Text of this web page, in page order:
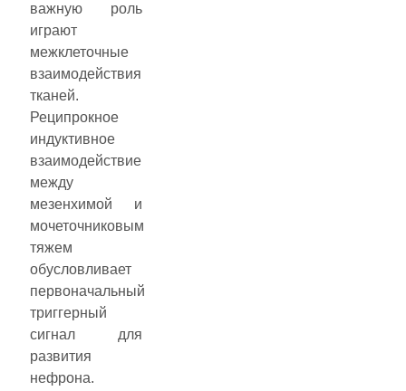
важную роль
играют
межклеточные
взаимодействия
тканей.
Реципрокное
индуктивное
взаимодействие
между
мезенхимой и
мочеточниковым
тяжем
обусловливает
первоначальный
триггерный
сигнал для
развития
нефрона.